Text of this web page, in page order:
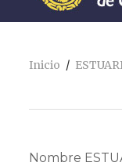
Inicio
Nombre